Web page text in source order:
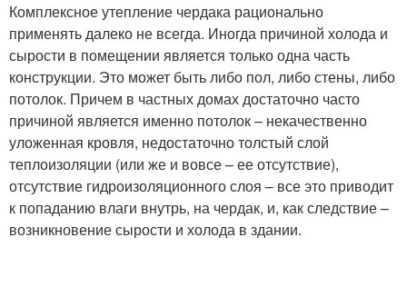
Комплексное утепление чердака рационально
применять далеко не всегда. Иногда причиной холода и
сырости в помещении является только одна часть
конструкции. Это может быть либо пол, либо стены, либо
потолок. Причем в частных домах достаточно часто
причиной является именно потолок – некачественно
уложенная кровля, недостаточно толстый слой
теплоизоляции (или же и вовсе – ее отсутствие),
отсутствие гидроизоляционного слоя – все это приводит
к попаданию влаги внутрь, на чердак, и, как следствие –
возникновение сырости и холода в здании.